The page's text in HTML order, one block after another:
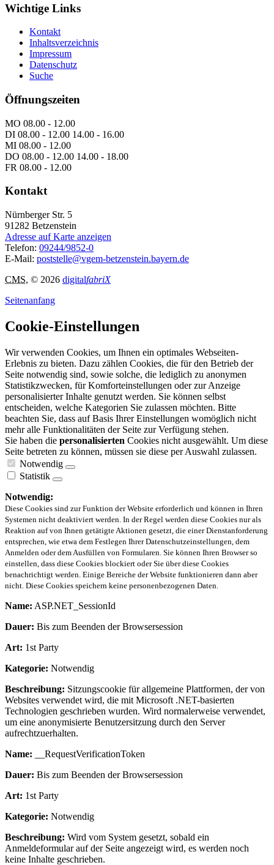
Wichtige Links
Kontakt
Inhaltsverzeichnis
Impressum
Datenschutz
Suche
Öffnungszeiten
MO 08.00 - 12.00
DI 08.00 - 12.00 14.00 - 16.00
MI 08.00 - 12.00
DO 08.00 - 12.00 14.00 - 18.00
FR 08.00 - 12.00
Kontakt
Nürnberger Str. 5
91282 Betzenstein
Adresse auf Karte anzeigen
Telefon: 09244/9852-0
E-Mail: poststelle@vgem-betzenstein.bayern.de
CMS, © 2026 digitalfabriX
Seitenanfang
Cookie-Einstellungen
Wir verwenden Cookies, um Ihnen ein optimales Webseiten-
Erlebnis zu bieten. Dazu zählen Cookies, die für den Betrieb der
Seite notwendig sind, sowie solche, die lediglich zu anonymen
Statistikzwecken, für Komforteinstellungen oder zur Anzeige
personalisierter Inhalte genutzt werden. Sie können selbst
entscheiden, welche Kategorien Sie zulassen möchten. Bitte
beachten Sie, dass auf Basis Ihrer Einstellungen womöglich nicht
mehr alle Funktionalitäten der Seite zur Verfügung stehen.
Sie haben die personalisierten Cookies nicht ausgewählt. Um diese
Seite betreten zu können, müssen sie diese per Auswahl zulassen.
Notwendig
Statistik
Notwendig:
Diese Cookies sind zur Funktion der Website erforderlich und können in Ihren
Systemen nicht deaktiviert werden. In der Regel werden diese Cookies nur als
Reaktion auf von Ihnen getätigte Aktionen gesetzt, die einer Dienstanforderung
entsprechen, wie etwa dem Festlegen Ihrer Datenschutzeinstellungen, dem
Anmelden oder dem Ausfüllen von Formularen. Sie können Ihren Browser so
einstellen, dass diese Cookies blockiert oder Sie über diese Cookies
benachrichtigt werden. Einige Bereiche der Website funktionieren dann aber
nicht. Diese Cookies speichern keine personenbezogenen Daten.
Name: ASP.NET_SessionId
Dauer: Bis zum Beenden der Browsersession
Art: 1st Party
Kategorie: Notwendig
Beschreibung: Sitzungscookie für allgemeine Plattformen, der von
Websites verwendet wird, die mit Microsoft .NET-basierten
Technologien geschrieben wurden. Wird normalerweise verwendet,
um eine anonymisierte Benutzersitzung durch den Server
aufrechtzuerhalten.
Name: __RequestVerificationToken
Dauer: Bis zum Beenden der Browsersession
Art: 1st Party
Kategorie: Notwendig
Beschreibung: Wird vom System gesetzt, sobald ein
Anmeldeformular auf der Seite angezeigt wird, es werden noch
keine Inhalte geschrieben.